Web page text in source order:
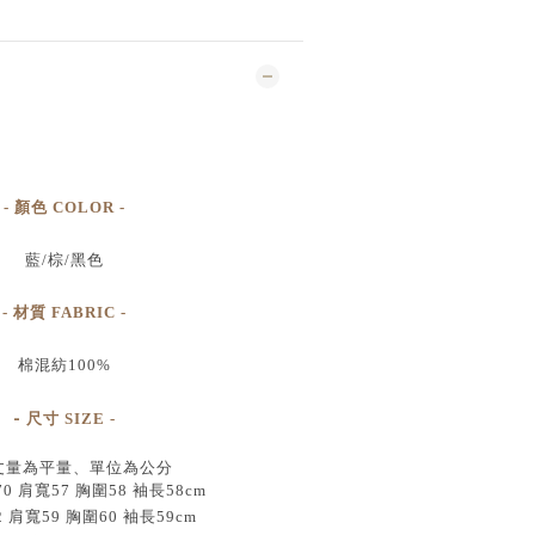
- 顏色 COLOR -
藍/棕/黑色
- 材質 FABRIC -
棉混紡100%
- 尺寸 SIZE -
量為平量、單位為公分
寬57 胸圍58 袖長58cm
寬59 胸圍60 袖長59cm